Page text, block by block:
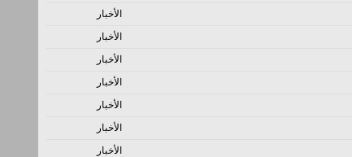
الأخبار
الأخبار
الأخبار
الأخبار
الأخبار
الأخبار
الأخبار